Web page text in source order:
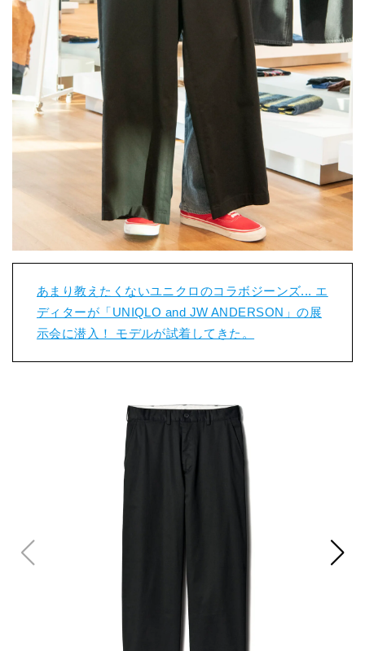
あまり教えたくないユニクロのコラボジーンズ... エ
ディターが「UNIQLO and JW ANDERSON」の展
示会に潜入！ モデルが試着してきた。